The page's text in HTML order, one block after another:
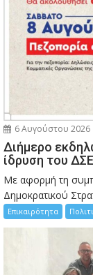
6 Αυγούστου 2026
Διήμερο
ίδρυση του ΔΣΕ
Με αφορμή τη
Δημοκρατικού
Επικαιρότητα